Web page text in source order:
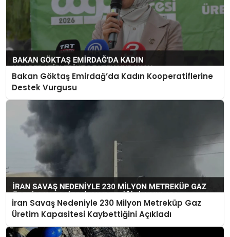
Bakan Göktaş Emirdağ’da Kadın Kooperatiflerine
Destek Vurgusu
İran Savaş Nedeniyle 230 Milyon Metreküp Gaz
Üretim Kapasitesi Kaybettiğini Açıkladı